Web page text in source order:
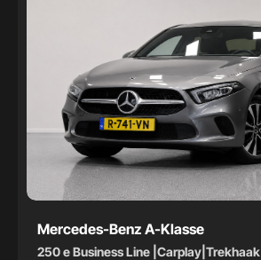
Mercedes-Benz A-Klasse
250 e Business Line |Carplay|Trekhaak|